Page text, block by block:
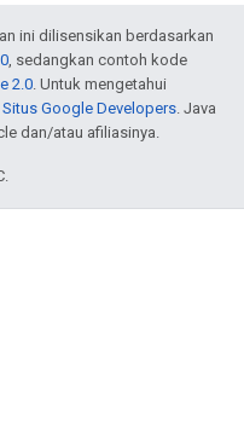
ini dilisensikan berdasarkan
, sedangkan contoh kode
2.0. Untuk mengetahui
Google Developers. Java
dan/atau afiliasinya.